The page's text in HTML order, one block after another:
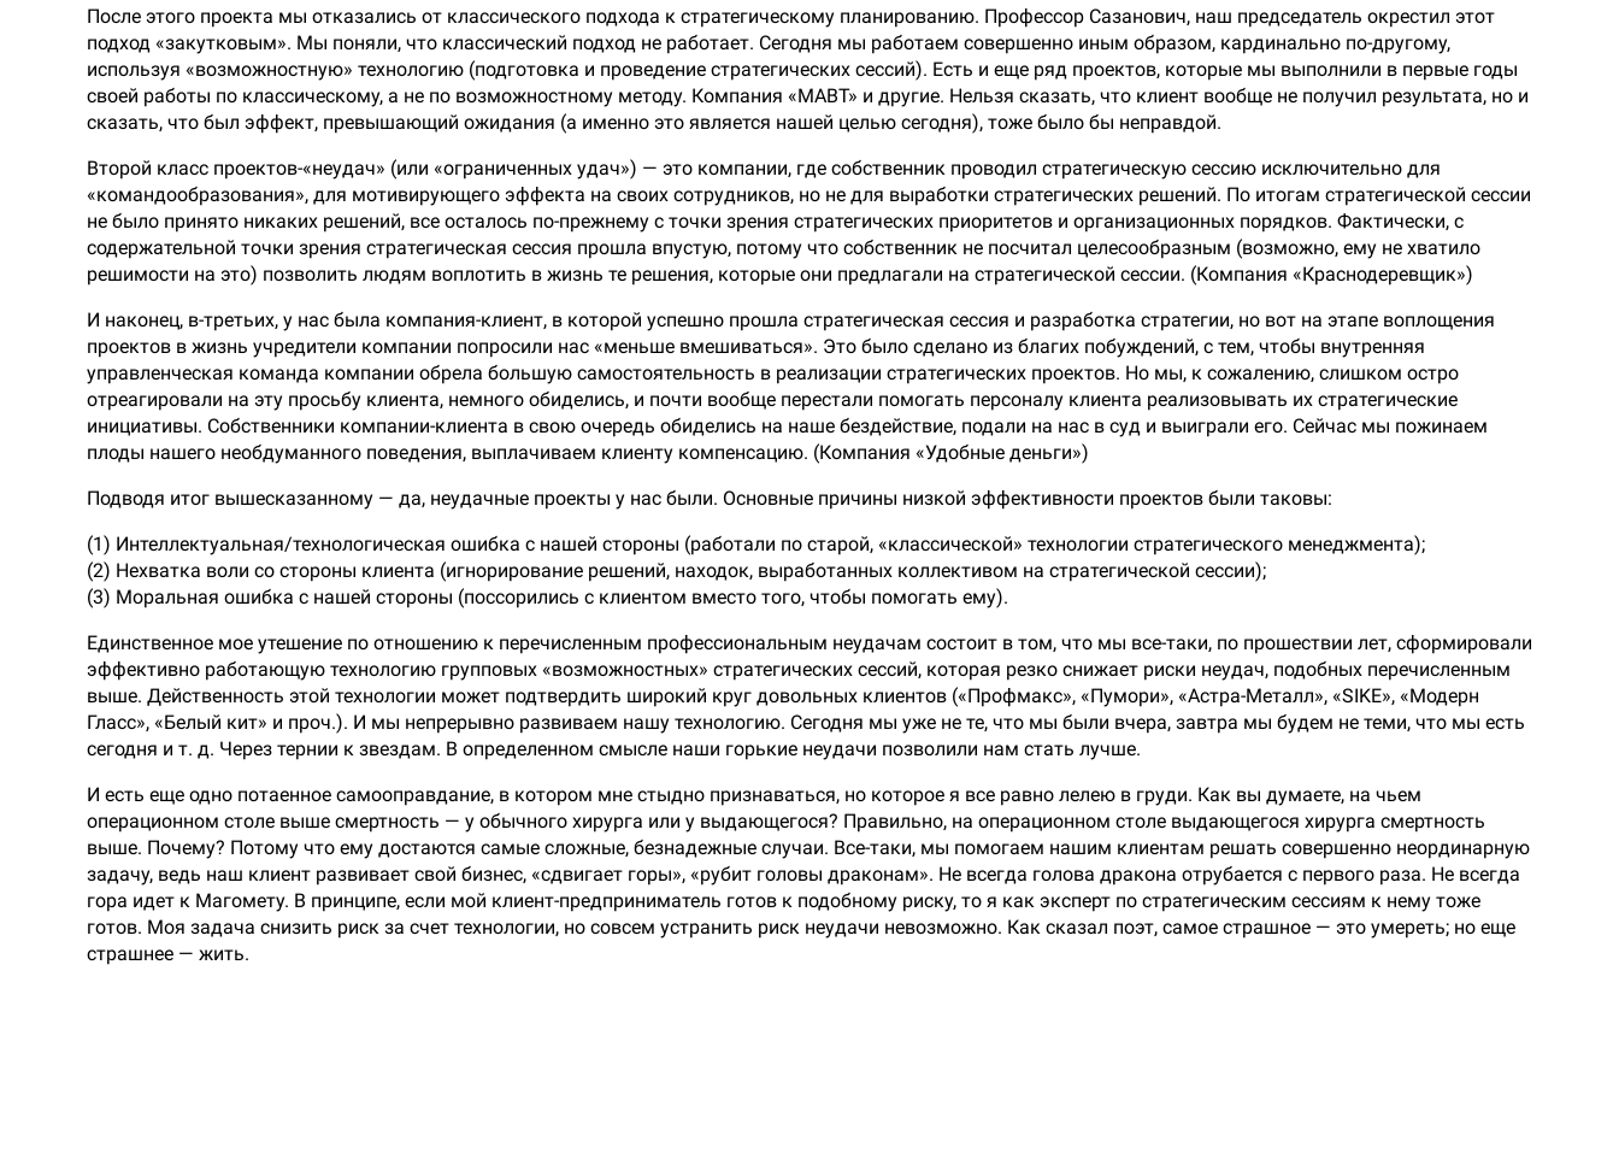
После этого проекта мы отказались от классического подхода к стратегическому планированию. Профессор Сазанович, наш председатель окрестил этот
подход «закутковым». Мы поняли, что классический подход не работает. Сегодня мы работаем совершенно иным образом, кардинально по-другому,
используя «возможностную» технологию (подготовка и проведение стратегических сессий). Есть и еще ряд проектов, которые мы выполнили в первые годы
своей работы по классическому, а не по возможностному методу. Компания «МАВТ» и другие. Нельзя сказать, что клиент вообще не получил результата, но и
сказать, что был эффект, превышающий ожидания (а именно это является нашей целью сегодня), тоже было бы неправдой.
Второй класс проектов-«неудач» (или «ограниченных удач») — это компании, где собственник проводил стратегическую сессию исключительно для
«командообразования», для мотивирующего эффекта на своих сотрудников, но не для выработки стратегических решений. По итогам стратегической сессии
не было принято никаких решений, все осталось по-прежнему с точки зрения стратегических приоритетов и организационных порядков. Фактически, с
содержательной точки зрения стратегическая сессия прошла впустую, потому что собственник не посчитал целесообразным (возможно, ему не хватило
решимости на это) позволить людям воплотить в жизнь те решения, которые они предлагали на стратегической сессии. (Компания «Краснодеревщик»)
И наконец, в-третьих, у нас была компания-клиент, в которой успешно прошла стратегическая сессия и разработка стратегии, но вот на этапе воплощения
проектов в жизнь учредители компании попросили нас «меньше вмешиваться». Это было сделано из благих побуждений, с тем, чтобы внутренняя
управленческая команда компании обрела большую самостоятельность в реализации стратегических проектов. Но мы, к сожалению, слишком остро
отреагировали на эту просьбу клиента, немного обиделись, и почти вообще перестали помогать персоналу клиента реализовывать их стратегические
инициативы. Собственники компании-клиента в свою очередь обиделись на наше бездействие, подали на нас в суд и выиграли его. Сейчас мы пожинаем
плоды нашего необдуманного поведения, выплачиваем клиенту компенсацию. (Компания «Удобные деньги»)
Подводя итог вышесказанному — да, неудачные проекты у нас были. Основные причины низкой эффективности проектов были таковы:
(1) Интеллектуальная/технологическая ошибка с нашей стороны (работали по старой, «классической» технологии стратегического менеджмента);
(2) Нехватка воли со стороны клиента (игнорирование решений, находок, выработанных коллективом на стратегической сессии);
(3) Моральная ошибка с нашей стороны (поссорились с клиентом вместо того, чтобы помогать ему).
Единственное мое утешение по отношению к перечисленным профессиональным неудачам состоит в том, что мы все-таки, по прошествии лет, сформировали
эффективно работающую технологию групповых «возможностных» стратегических сессий, которая резко снижает риски неудач, подобных перечисленным
выше. Действенность этой технологии может подтвердить широкий круг довольных клиентов («Профмакс», «Пумори», «Астра-Металл», «SIKE», «Модерн
Гласс», «Белый кит» и проч.). И мы непрерывно развиваем нашу технологию. Сегодня мы уже не те, что мы были вчера, завтра мы будем не теми, что мы есть
сегодня и т. д. Через тернии к звездам. В определенном смысле наши горькие неудачи позволили нам стать лучше.
И есть еще одно потаенное самооправдание, в котором мне стыдно признаваться, но которое я все равно лелею в груди. Как вы думаете, на чьем
операционном столе выше смертность — у обычного хирурга или у выдающегося? Правильно, на операционном столе выдающегося хирурга смертность
выше. Почему? Потому что ему достаются самые сложные, безнадежные случаи. Все-таки, мы помогаем нашим клиентам решать совершенно неординарную
задачу, ведь наш клиент развивает свой бизнес, «сдвигает горы», «рубит головы драконам». Не всегда голова дракона отрубается с первого раза. Не всегда
гора идет к Магомету. В принципе, если мой клиент-предприниматель готов к подобному риску, то я как эксперт по стратегическим сессиям к нему тоже
готов. Моя задача снизить риск за счет технологии, но совсем устранить риск неудачи невозможно. Как сказал поэт, самое страшное — это умереть; но еще
страшнее — жить.